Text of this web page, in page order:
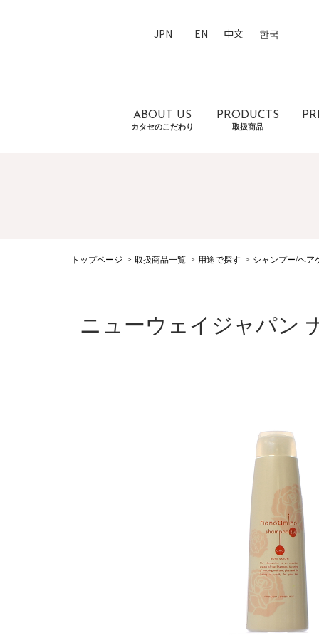
JPN EN 中文 한국
ABOUT US
カタセのこだわり
PRODUCTS
取扱商品
トップページ 取扱商品一覧 用途で探す シャンプー/ヘア
ニューウェイジャパン